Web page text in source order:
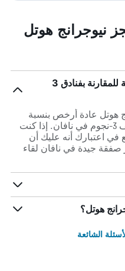
نيوجرانج هوتل
هل الأسعار في نيوجرانج هوتل قابلة للمقارنة بفنادق 3
هوتل عادة أرخص بنسبة
25% عن المعدل لفنادق ذات تصنيف 3-نجوم في نافان. إذا كنت
في اعتبارك أنه عليك أن
صفقة جيدة في نافان لقاء
هوتل؟
الشائعة